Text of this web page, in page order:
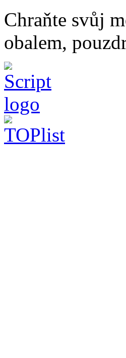
Chraňte svůj
obalem,